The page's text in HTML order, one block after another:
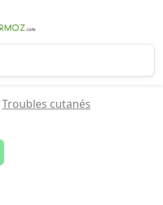
Troubles cutanés